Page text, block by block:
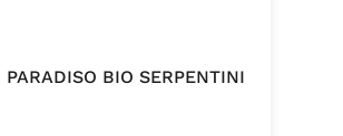
PARADISO BIO SERPENTINI